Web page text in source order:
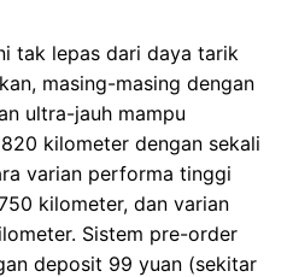
tak lepas dari daya tarik
masing-masing dengan
ultra-jauh mampu
kilometer dengan sekali
varian performa tinggi
kilometer, dan varian
Sistem pre-order
deposit 99 yuan (sekitar